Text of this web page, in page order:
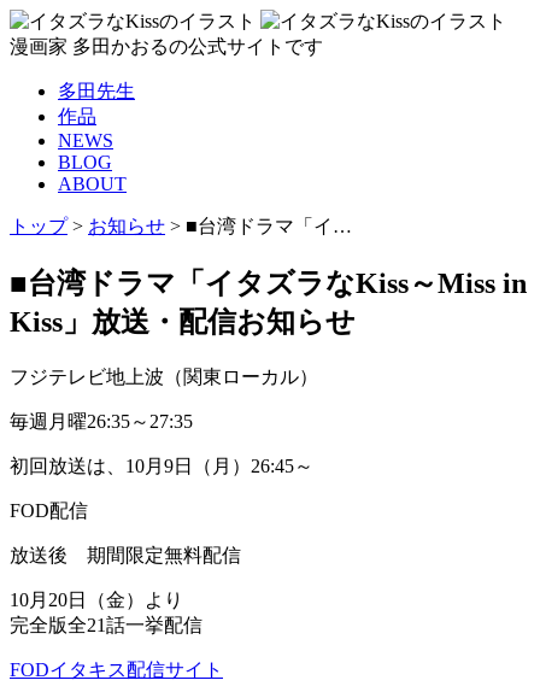
漫画家 多田かおるの公式サイトです
多田先生
作品
NEWS
BLOG
ABOUT
トップ> お知らせ > ■台湾ドラマ「イ…
■台湾ドラマ「イタズラなKiss～Miss in
Kiss」放送・配信お知らせ
フジテレビ地上波（関東ローカル）
毎週月曜26:35～27:35
初回放送は、10月9日（月）26:45～
FOD配信
放送後 期間限定無料配信
10月20日（金）より
完全版全21話一挙配信
FODイタキス配信サイト